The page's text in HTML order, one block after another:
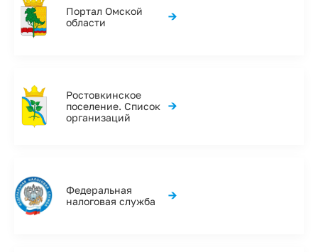
Портал Омской
области
→
Ростовкинское
поселение. Список
организаций
→
Федеральная
налоговая служба
→